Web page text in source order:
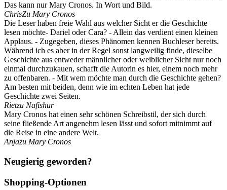
Das kann nur Mary Cronos. In Wort und Bild.
ChrisZu Mary Cronos
Die Leser haben freie Wahl aus welcher Sicht er die Geschichte
lesen möchte- Dariel oder Cara? - Allein das verdient einen kleinen
Applaus. - Zugegeben, dieses Phänomen kennen Buchleser bereits.
Während ich es aber in der Regel sonst langweilig finde, dieselbe
Geschichte aus entweder männlicher oder weiblicher Sicht nur noch
einmal durchzukauen, schafft die Autorin es hier, einem noch mehr
zu offenbaren. - Mit wem möchte man durch die Geschichte gehen?
Am besten mit beiden, denn wie im echten Leben hat jede
Geschichte zwei Seiten.
Rietzu Nafishur
Mary Cronos hat einen sehr schönen Schreibstil, der sich durch
seine fließende Art angenehm lesen lässt und sofort mitnimmt auf
die Reise in eine andere Welt.
Anjazu Mary Cronos
Neugierig geworden?
Shopping-Optionen